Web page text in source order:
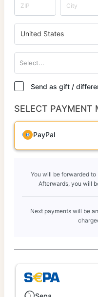
United States
Select...
Send as gift /
SELECT PAYMENT
PayPal
You will be forwarded
Afterwards, you will
Next payments will be